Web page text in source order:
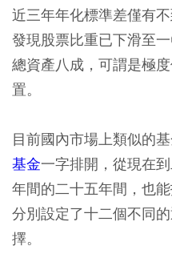
近三年年化標準差僅有
發現股票比重已下滑至
總資產八成，可謂是極
置。
目前國內市場上類似的
基金一字排開，從現在
年間的二十五年間，也
分別設定了十二個不同
擇。